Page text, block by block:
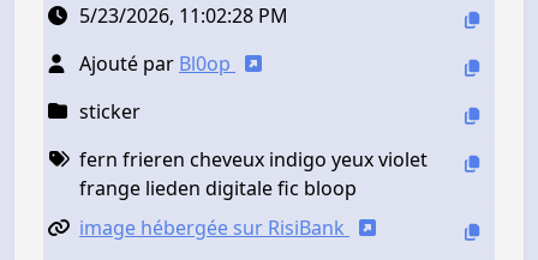
5/23/2026, 11:02:28 PM
Ajouté par Bl0op
sticker
fern frieren cheveux indigo yeux violet
frange lieden digitale fic bloop
image hébergée sur RisiBank